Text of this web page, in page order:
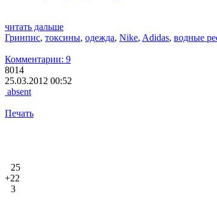
читать дальше
Гринпис, токсины, одежда, Nike, Adidas, водные
Комментарии: 9
8014
25.03.2012 00:52
absent
Печать
25
+22
3